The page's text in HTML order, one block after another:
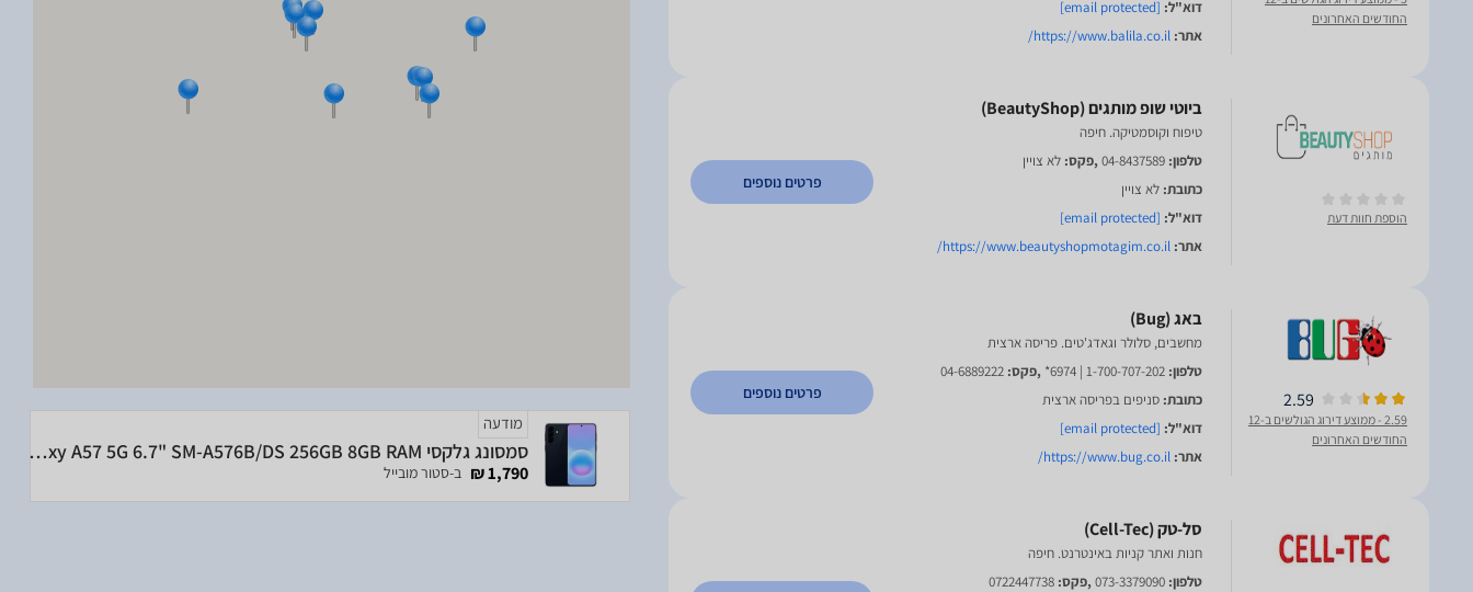
החודשים האחרונים
דוא"ל: [email protected]
אתר: https://www.balila.co.il/
הוספת חוות דעת
טיפוח וקוסמטיקה. חיפה
טלפון: 04-8437589,פקס: לא צויין
כתובת: לא צויין
דוא"ל: [email protected]
אתר: https://www.beautyshopmotagim.co.il/
פרטים נוספים
2.59
2.59
- ממוצע דירוג הגולשים ב-12
החודשים האחרונים
מחשבים, סלולר וגאדג'טים. פריסה ארצית
טלפון: 1-700-707-202 | 6974* ,פקס: 04-6889222
כתובת: סניפים בפריסה ארצית
דוא"ל: [email protected]
אתר: https://www.bug.co.il/
פרטים נוספים
חנות ואתר קניות באינטרנט. חיפה
טלפון: 073-3379090,פקס: 0722447738
מודעה
סמסונג גלקסי Samsung Galaxy A57 5G 6.7" SM-A576B/DS 256GB 8GB RAM
1,790 ₪ ב-סטור מובייל